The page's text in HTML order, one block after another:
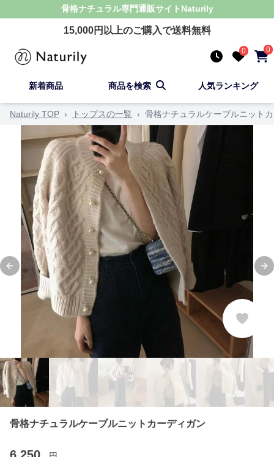
骨格ナチュラル専門通販サイト Naturily
15,000円以上のご購入で送料無料
0 0
新着商品 商品を検索 人気ランキング
Naturily TOP › トップスの一覧 › 骨格ナチュラルケーブルニット
Previous slide
骨格ナチュラルケーブルニットカーディガン